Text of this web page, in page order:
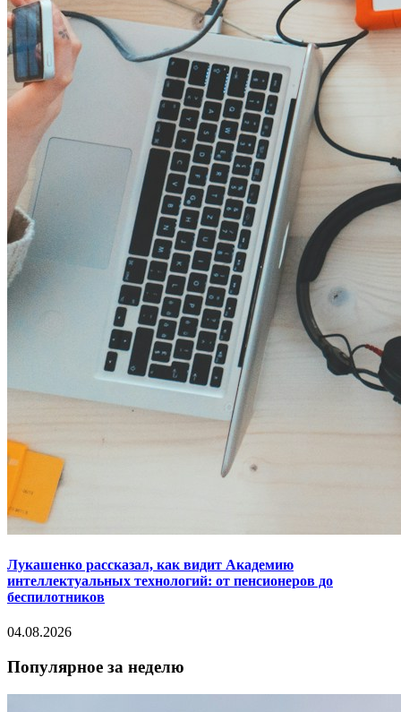
Лукашенко рассказал, как видит Академию
интеллектуальных технологий: от пенсионеров до
беспилотников
04.08.2026
Популярное за неделю